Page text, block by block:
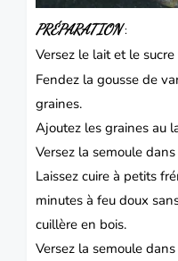
PRÉPARATION:
Versez le lait et le
Fendez la gousse de
graines.
Ajoutez les graines au
Versez la semoule
Laissez cuire à petits
minutes à feu doux
cuillère en bois.
Versez la semoule